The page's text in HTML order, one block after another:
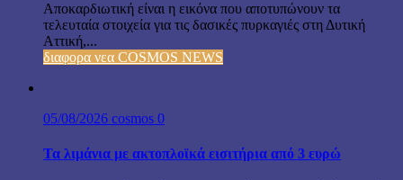
Αποκαρδιωτική είναι η εικόνα που αποτυπώνουν τα
τελευταία στοιχεία για τις δασικές πυρκαγιές στη Δυτική
Αττική,...
διαφορα νεα COSMOS NEWS
05/08/2026 cosmos 0
Τα λιμάνια με ακτοπλοϊκά εισιτήρια από 3 ευρώ